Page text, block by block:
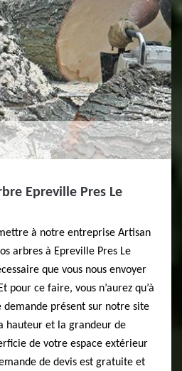
Epreville Pres Le
à notre entreprise Artisan
arbres à Epreville Pres Le
que vous nous envoyer
pour ce faire, vous n’aurez qu’à
présent sur notre site
hauteur et la grandeur de
de votre espace extérieur
de devis est gratuite et